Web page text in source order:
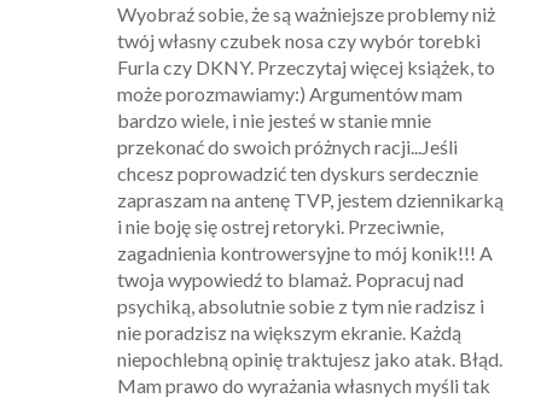
Wyobraź sobie, że są ważniejsze problemy niż
twój własny czubek nosa czy wybór torebki
Furla czy DKNY. Przeczytaj więcej książek, to
może porozmawiamy:) Argumentów mam
bardzo wiele, i nie jesteś w stanie mnie
przekonać do swoich próżnych racji...Jeśli
chcesz poprowadzić ten dyskurs serdecznie
zapraszam na antenę TVP, jestem dziennikarką
i nie boję się ostrej retoryki. Przeciwnie,
zagadnienia kontrowersyjne to mój konik!!! A
twoja wypowiedź to blamaż. Popracuj nad
psychiką, absolutnie sobie z tym nie radzisz i
nie poradzisz na większym ekranie. Każdą
niepochlebną opinię traktujesz jako atak. Błąd.
Mam prawo do wyrażania własnych myśli tak